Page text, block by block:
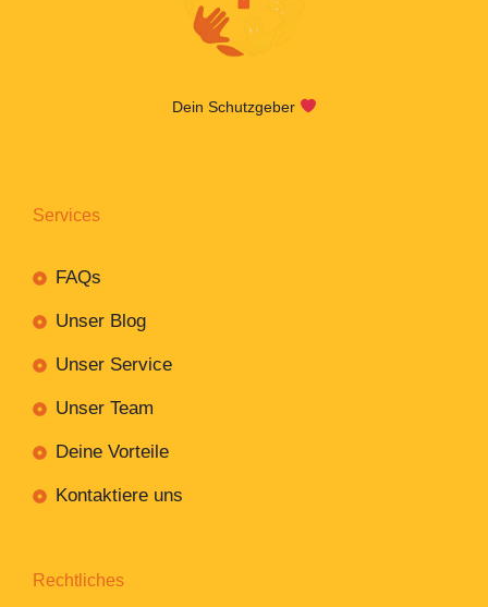
Dein Schutzgeber
Services
FAQs
Unser Blog
Unser Service
Unser Team
Deine Vorteile
Kontaktiere uns
Rechtliches